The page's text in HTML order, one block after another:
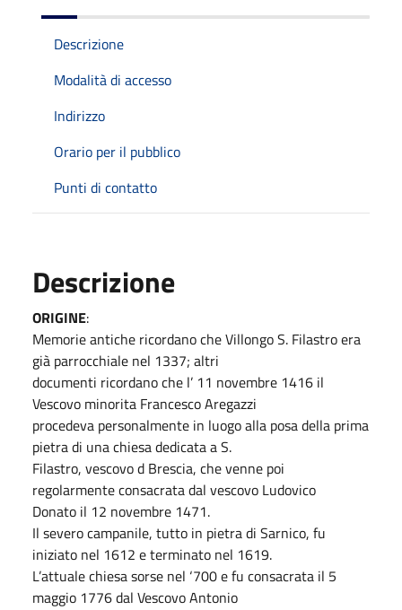
Descrizione
Modalità di accesso
Indirizzo
Orario per il pubblico
Punti di contatto
Descrizione
ORIGINE:
Memorie antiche ricordano che Villongo S. Filastro era
già parrocchiale nel 1337; altri
documenti ricordano che l’ 11 novembre 1416 il
Vescovo minorita Francesco Aregazzi
procedeva personalmente in luogo alla posa della prima
pietra di una chiesa dedicata a S.
Filastro, vescovo d Brescia, che venne poi
regolarmente consacrata dal vescovo Ludovico
Donato il 12 novembre 1471.
Il severo campanile, tutto in pietra di Sarnico, fu
iniziato nel 1612 e terminato nel 1619.
L’attuale chiesa sorse nel ‘700 e fu consacrata il 5
maggio 1776 dal Vescovo Antonio